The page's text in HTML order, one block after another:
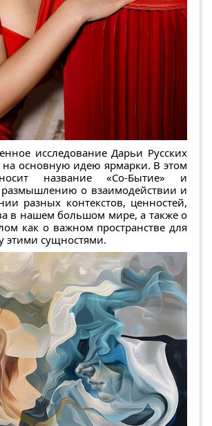
исследование Дарьи Русских
на основную идею ярмарки. В этом
название «Со-Бытие» и
размышлению о взаимодействии и
разных контекстов, ценностей,
в нашем большом мире, а также о
как о важном пространстве для
этими сущностями.